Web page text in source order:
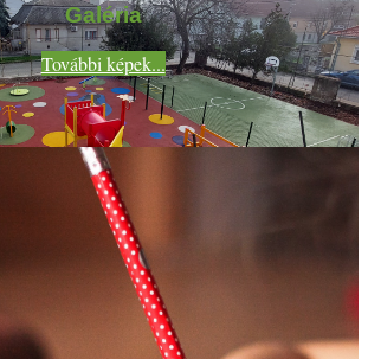
Galéria
További képek...